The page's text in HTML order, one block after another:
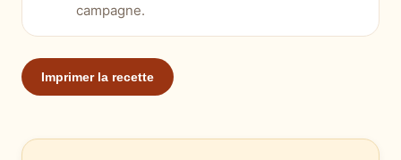
campagne.
Imprimer la recette